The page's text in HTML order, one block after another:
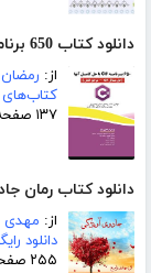
دانلود کتاب 650 برنامه #C با حل آن‌ها
از:
کتاب‌های
۱۳۷ صفحه
دانلود کتاب رمان
از: مهدی
دانلود
۲۵۵ صفحه